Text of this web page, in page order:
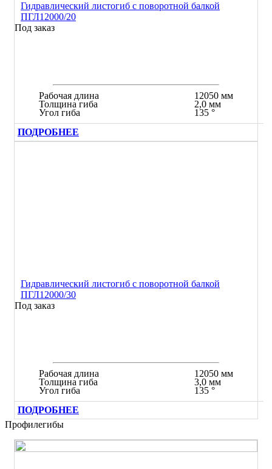
Гидравлический листогиб с поворотной балкой
ПГЛ12000/20
Под заказ
Рабочая длина
Толщина гиба
Угол гиба
12050 мм
2,0 мм
135 °
ПОДРОБНЕЕ
Гидравлический листогиб с поворотной балкой
ПГЛ12000/30
Под заказ
Рабочая длина
Толщина гиба
Угол гиба
12050 мм
3,0 мм
135 °
ПОДРОБНЕЕ
Профилегибы